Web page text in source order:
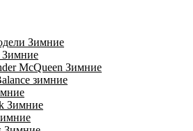
Зимние
Зимние
McQueen Зимние
зимние
Зимние